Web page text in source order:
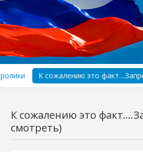
К сожалению это
К сожалению это
смотреть)